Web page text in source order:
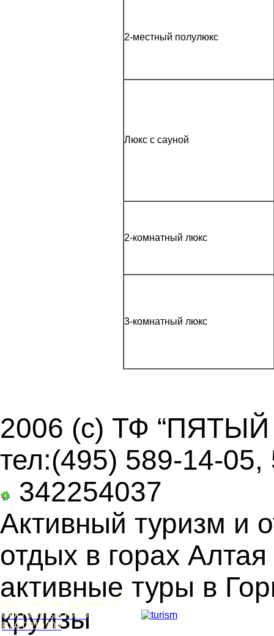
2-местный полулюкс
Люкс с сауной
2-комнатный люкс
3-комнатный люкс
2006 (c) ТФ “ПЯТЫЙ
тел:(495) 589-14-05,
342254037
Активный туризм и
отдых в горах
активные туры в
круизы
Мы в реестре турагентств
ООО «Пятый Рим»
РТА 0019706